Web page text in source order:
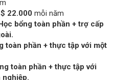
$ 22.000 mỗi năm
bổng toàn phần + trợ cấp
toàn phần + thực tập với một
toàn phần + thực tập với
nghiệp.